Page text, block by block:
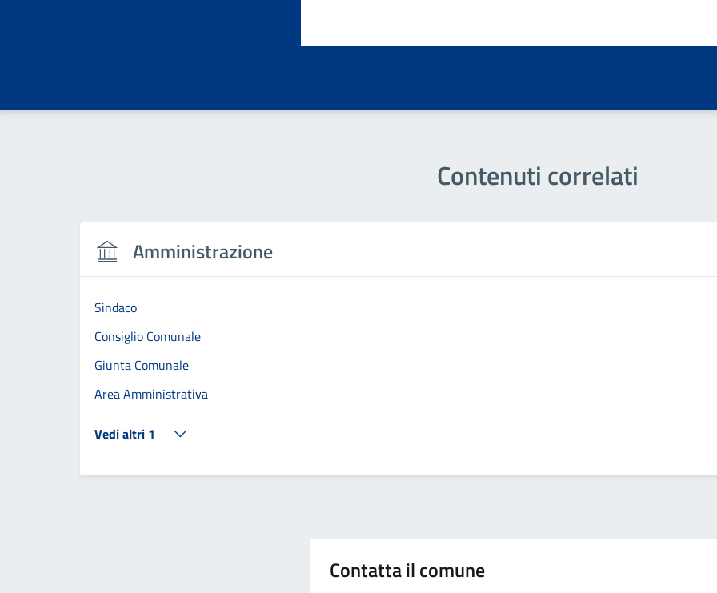
Contenuti correlati
Amministrazione
Sindaco
Consiglio Comunale
Giunta Comunale
Area Amministrativa
Vedi altri 1
Contatta il comune